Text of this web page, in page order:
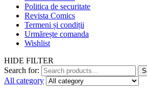
Politica de securitate
Revista Comics
Termeni și condiții
Urmărește comanda
Wishlist
HIDE FILTER
Search for:
All category